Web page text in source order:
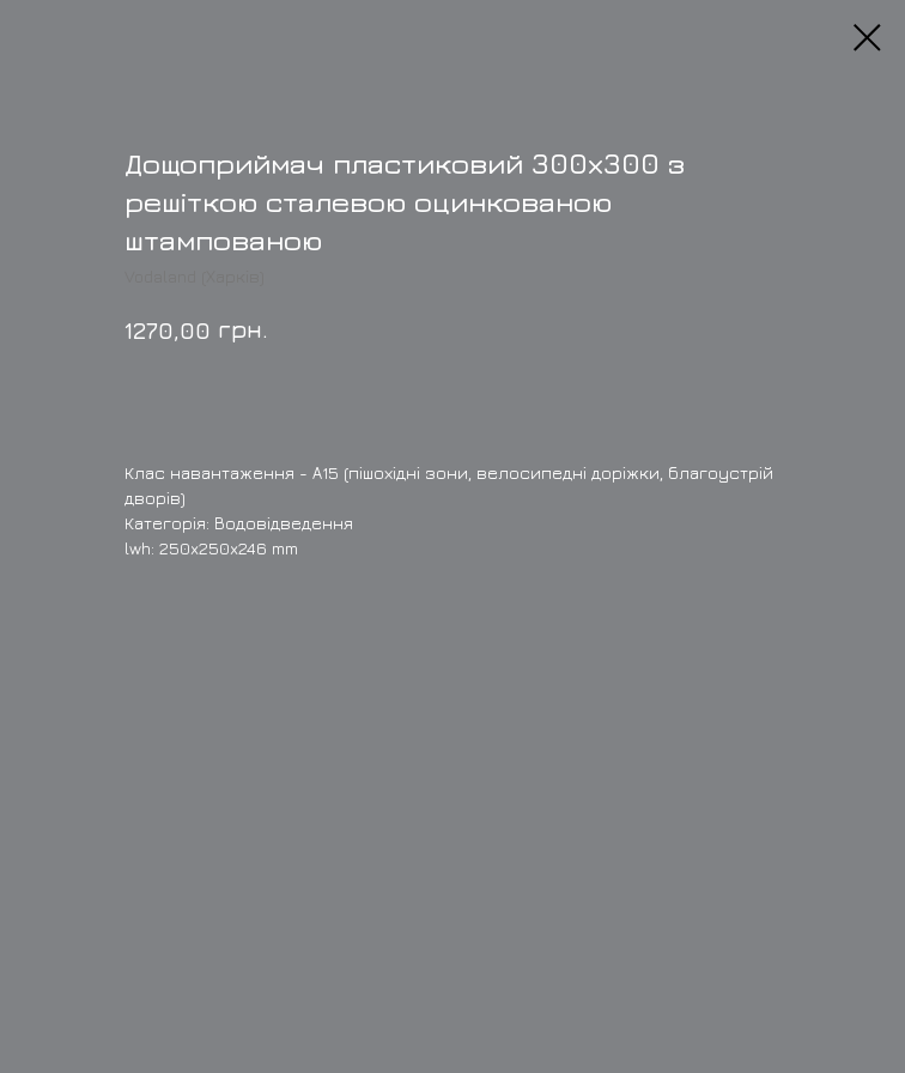
Дощоприймач пластиковий 300х300 з
решіткою сталевою оцинкованою
штампованою
1270,00 грн.
Клас навантаження - А15 (пішохідні зони, велосипедні доріжки, благоустрій
дворів)
Категорія: Водовідведення
lwh: 250x250x246 mm